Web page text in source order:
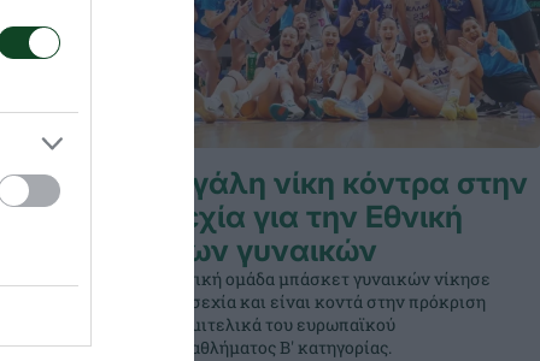
Μεγάλη νίκη κόντρα στην
Τσεχία για την Εθνική
Νέων γυναικών
Η Εθνική ομάδα μπάσκετ γυναικών νίκησε
την Τσεχία και είναι κοντά στην πρόκριση
στα ημιτελικά του ευρωπαϊκού
πρωταθλήματος Β' κατηγορίας.